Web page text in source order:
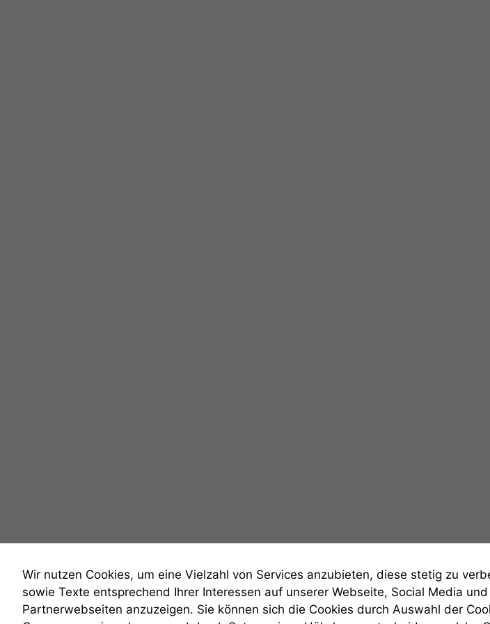
Wir nutzen Cookies, um eine Vielzahl von Services anzubieten, diese stetig zu
sowie Texte entsprechend Ihrer Interessen auf unserer Webseite, Social Media und
Partnerwebseiten anzuzeigen. Sie können sich die Cookies durch Auswahl der